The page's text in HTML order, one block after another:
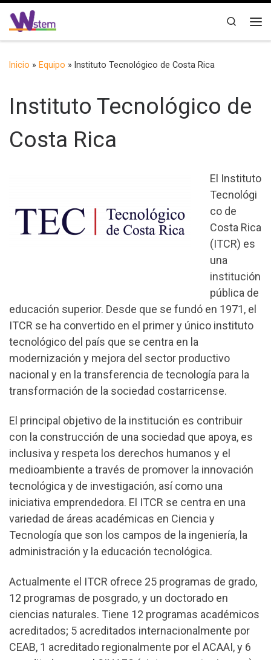
Saltar al contenido
Search
Inicio » Equipo » Instituto Tecnológico de Costa Rica
Instituto Tecnológico de
Costa Rica
El Instituto
Tecnológi
co de
Costa Rica
(ITCR) es
una
institución
pública de
educación superior. Desde que se fundó en 1971, el
ITCR se ha convertido en el primer y único instituto
tecnológico del país que se centra en la
modernización y mejora del sector productivo
nacional y en la transferencia de tecnología para la
transformación de la sociedad costarricense.
El principal objetivo de la institución es contribuir
con la construcción de una sociedad que apoya, es
inclusiva y respeta los derechos humanos y el
medioambiente a través de promover la innovación
tecnológica y de investigación, así como una
iniciativa emprendedora. El ITCR se centra en una
variedad de áreas académicas en Ciencia y
Tecnología que son los campos de la ingeniería, la
administración y la educación tecnológica.
Actualmente el ITCR ofrece 25 programas de grado,
12 programas de posgrado, y un doctorado en
ciencias naturales. Tiene 12 programas académicos
acreditados; 5 acreditados internacionalmente por
CEAB, 1 acreditado regionalmente por el ACAAI, y 6